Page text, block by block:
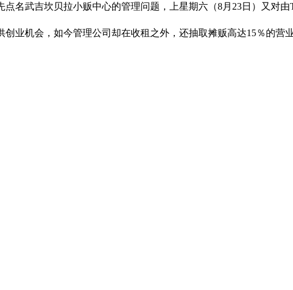
名武吉坎贝拉小贩中心的管理问题，上星期六（8月23日）又对由
业机会，如今管理公司却在收租之外，还抽取摊贩高达15％的营业